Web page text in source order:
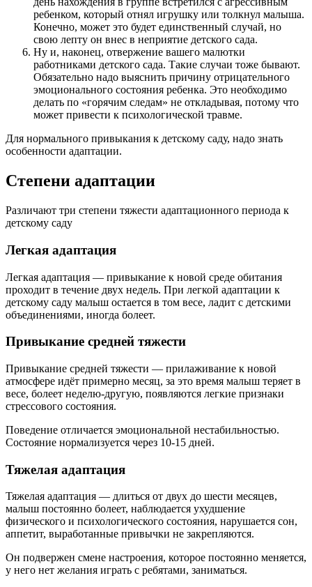
ребенком, который отнял игрушку или толкнул малыша.
Конечно, может это будет единственный случай, но
свою лепту он внес в неприятие детского сада.
Ну и, наконец, отвержение вашего малютки
работниками детского сада. Такие случаи тоже бывают.
Обязательно надо выяснить причину отрицательного
эмоционального состояния ребенка. Это необходимо
делать по «горячим следам» не откладывая, потому что
может привести к психологической травме.
Для нормального привыкания к детскому саду, надо знать
особенности адаптации.
Степени адаптации
Различают три степени тяжести адаптационного периода к
детскому саду
Легкая адаптация
Легкая адаптация — привыкание к новой среде обитания
проходит в течение двух недель. При легкой адаптации к
детскому саду малыш остается в том весе, ладит с детскими
объединениями, иногда болеет.
Привыкание средней тяжести
Привыкание средней тяжести — прилаживание к новой
атмосфере идёт примерно месяц, за это время малыш теряет в
весе, болеет неделю-другую, появляются легкие признаки
стрессового состояния.
Поведение отличается эмоциональной нестабильностью.
Состояние нормализуется через 10-15 дней.
Тяжелая адаптация
Тяжелая адаптация — длиться от двух до шести месяцев,
малыш постоянно болеет, наблюдается ухудшение
физического и психологического состояния, нарушается сон,
аппетит, выработанные привычки не закрепляются.
Он подвержен смене настроения, которое постоянно меняется,
у него нет желания играть с ребятами, заниматься.